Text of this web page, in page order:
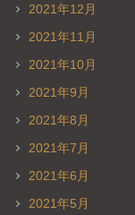
2021年12月
2021年11月
2021年10月
2021年9月
2021年8月
2021年7月
2021年6月
2021年5月